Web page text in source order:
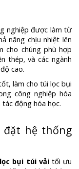
nghiệp được làm từ
năng chịu nhiệt lên
cho chúng phù hợp
thép, và các ngành
cao.
làm cho túi lọc bụi
công nghiệp hóa
động hóa học.
đặt hệ thống
bụi túi vải tối ưu